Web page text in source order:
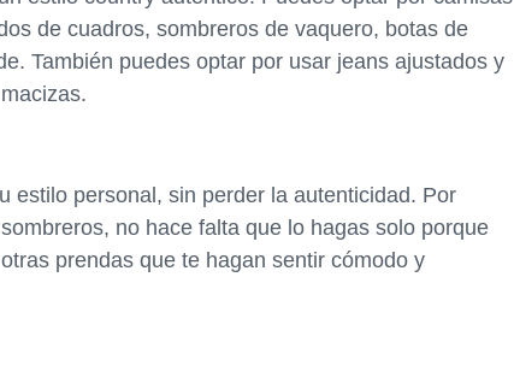
de cuadros, sombreros de vaquero, botas de
También puedes optar por usar jeans ajustados y
estilo personal, sin perder la autenticidad. Por
no hace falta que lo hagas solo porque
prendas que te hagan sentir cómodo y